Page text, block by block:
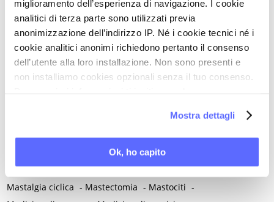
miglioramento dell’esperienza di navigazione. I cookie
analitici di terza parte sono utilizzati previa
anonimizzazione dell’indirizzo IP. Né i cookie tecnici né i
cookie analitici anonimi richiedono pertanto il consenso
dell’utente alla loro installazione. Non sono presenti e
non installiamo cookies opzionali senza il tuo consenso.
Mostra dettagli
Ok, ho capito
Lupus eritematoso sistemico -Luteolina -Lutto
M
Magnesio -Mal di schiena -Malattia infiammatoria cronica
Malattia infiammatoria pelvica -Malattia reumatica -
Malattie autoimmuni
Malattie neurologiche -
Malattie neuropsichiatriche -Malattie reumatiche -
Malattie sessualmente trasmesse -Malnutrizione
Mammografia -Manovra di Kristeller -Massaggio perineale
Mastalgia ciclica - Mastectomia - Mastociti -